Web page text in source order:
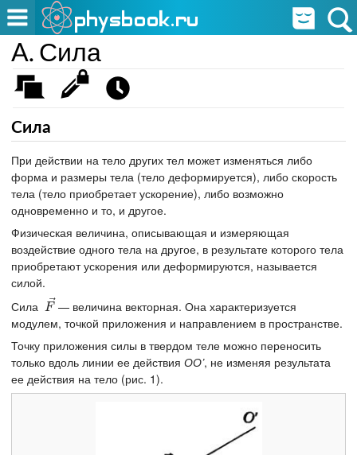
A. Сила
Сила
При действии на тело других тел может изменяться либо
форма и размеры тела (тело деформируется), либо скорость
тела (тело приобретает ускорение), либо возможно
одновременно и то, и другое.
Физическая величина, описывающая и измеряющая
воздействие одного тела на другое, в результате которого тела
приобретают ускорения или деформируются, называется
силой.
Сила F ⃗
F→— величина векторная. Она характеризуется
модулем, точкой приложения и направлением в пространстве.
Точку приложения силы в твердом теле можно переносить
только вдоль линии ее действия ОО’, не изменяя результата
ее действия на тело (рис. 1).